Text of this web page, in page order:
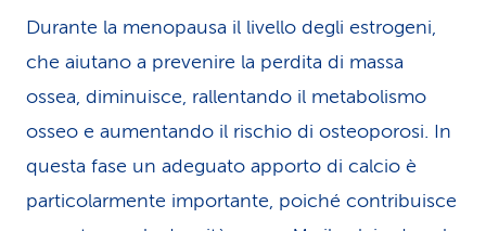
Durante la menopausa il livello degli estrogeni,
che aiutano a prevenire la perdita di massa
ossea, diminuisce, rallentando il metabolismo
osseo e aumentando il rischio di osteoporosi. In
questa fase un adeguato apporto di calcio è
particolarmente importante, poiché contribuisce